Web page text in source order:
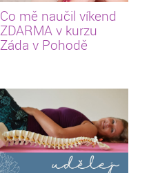
Co mě naučil víkend
ZDARMA v kurzu
Záda v Pohodě